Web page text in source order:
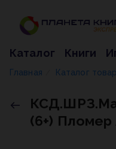
Каталог Книги
Главная Каталог
(6+)